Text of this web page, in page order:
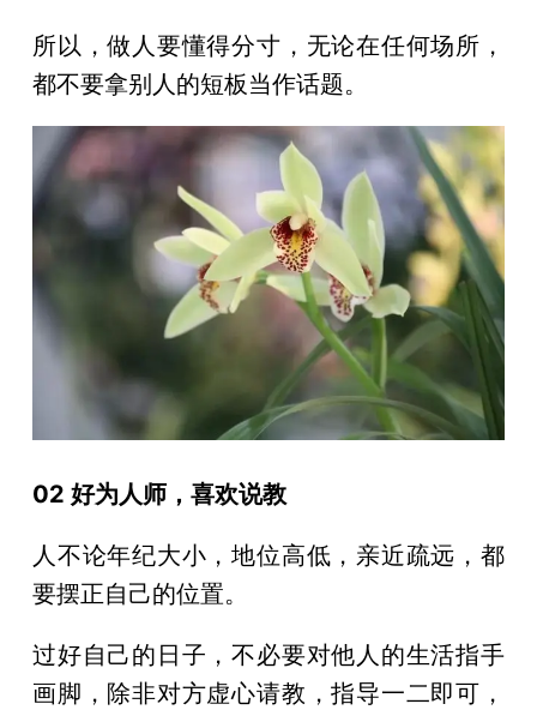
所以，做人要懂得分寸，无论在任何场所，
都不要拿别人的短板当作话题。
02 好为人师，喜欢说教
人不论年纪大小，地位高低，亲近疏远，都
要摆正自己的位置。
过好自己的日子，不必要对他人的生活指手
画脚，除非对方虚心请教，指导一二即可，